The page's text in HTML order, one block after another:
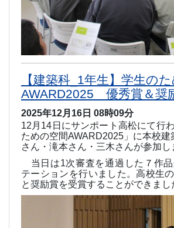
【建築科_1年生】学生の
AWARD2025 優秀賞＆奨
2025年12月16日 08時09分
12 月 14 日にサンポート高松にて行
ための空間AWARD2025 」に本校建
さん・滝本さん・三木さんが参加し
当日は1次審査を通過した７作
テーションを行いました。高校生
と奨励賞を受賞することができまし